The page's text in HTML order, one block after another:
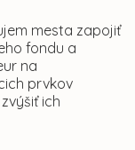
mesta zapojiť
fondu a
na
prvkov
ich